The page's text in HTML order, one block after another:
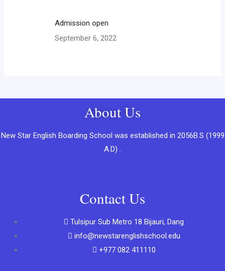
Admission open
September 6, 2022
About Us
New Star English Boarding School was established in 2056B.S (1999
A.D) .
Contact Us
Tulsipur Sub Metro 18 Bijauri, Dang
info@newstarenglishschool.edu
+977 082 411110